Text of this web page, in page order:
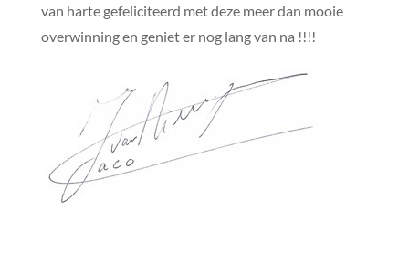
van harte gefeliciteerd met deze meer dan mooie
overwinning en geniet er nog lang van na !!!!